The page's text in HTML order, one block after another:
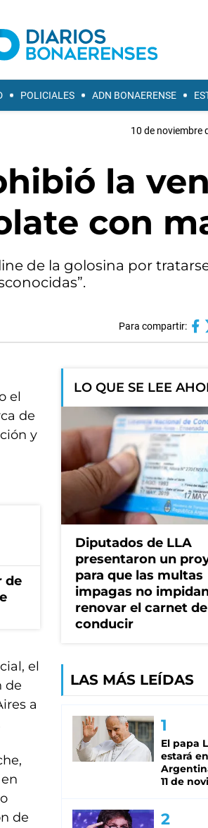
POLICIALES ADN BONAERENSE
10 de noviembre
la
con
de la golosina por
Para compartir:
el
de
y
de
el
de
a
de
LO QUE SE LEE
Diputados de LLA
presentaron un
para que las multas
impagas no
renovar el carnet de
conducir
LAS MÁS LEÍDAS
El papa
estará
11 de